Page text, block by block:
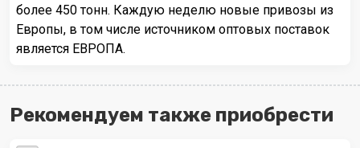
более 450 тонн. Каждую неделю новые привозы из
Европы, в том числе источником оптовых поставок
является ЕВРОПА.
Рекомендуем также приобрести